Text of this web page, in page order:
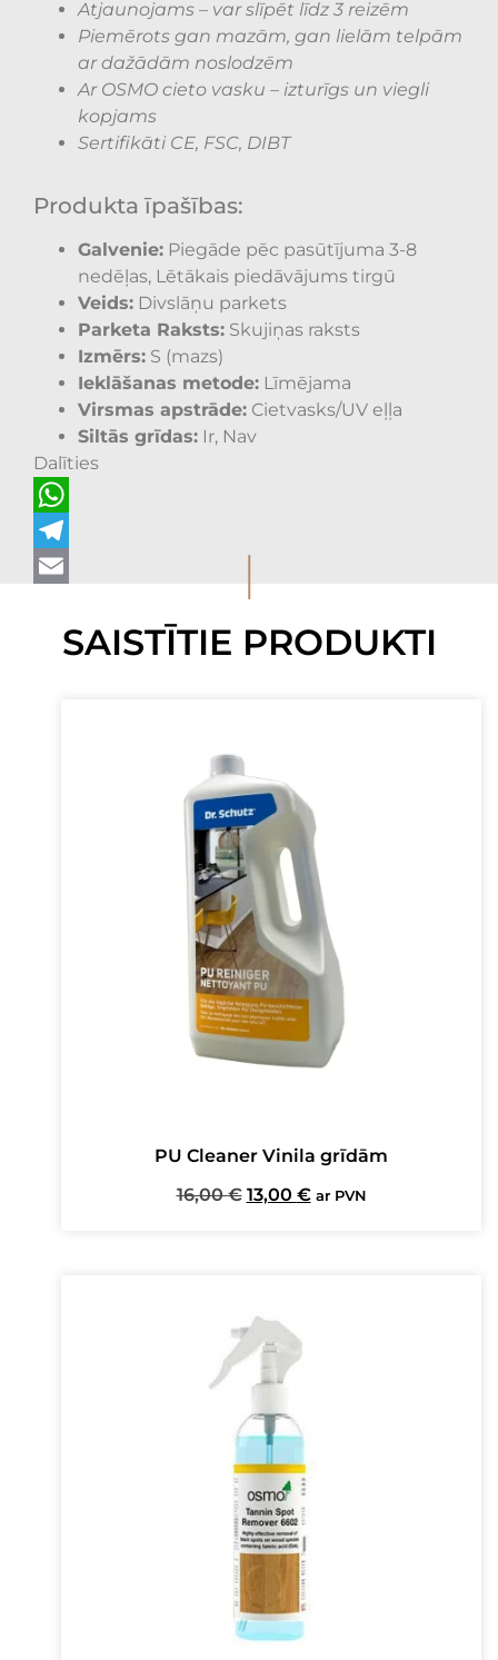
Atjaunojams – var slīpēt līdz 3 reizēm
Piemērots gan mazām, gan lielām telpām
ar dažādām noslodzēm
Ar OSMO cieto vasku – izturīgs un viegli
kopjams
Sertifikāti CE, FSC, DIBT
Produkta īpašības:
Galvenie: Piegāde pēc pasūtījuma 3-8
nedēļas, Lētākais piedāvājums tirgū
Veids: Divslāņu parkets
Parketa Raksts: Skujiņas raksts
Izmērs: S (mazs)
Ieklāšanas metode: Līmējama
Virsmas apstrāde: Cietvasks/UV eļļa
Siltās grīdas: Ir, Nav
Dalīties
WhatsApp
Telegram
I
SAISTĪTIE PRODUKTI
PU Cleaner Vinila grīdām
16,00€ Original
13,00 €Current
ar PVN